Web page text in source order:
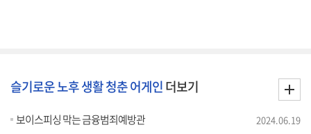
슬기로운 노후 생활 청춘 어게인더보기
보이스피싱 막는 금융범죄예방관 2024.06.19